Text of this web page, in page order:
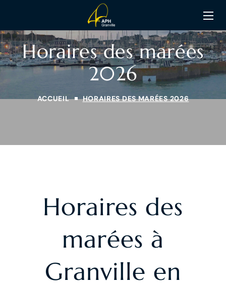
Horaires des marées
2026
ACCUEIL HORAIRES DES MARÉES 2026
Horaires des
marées à
Granville en